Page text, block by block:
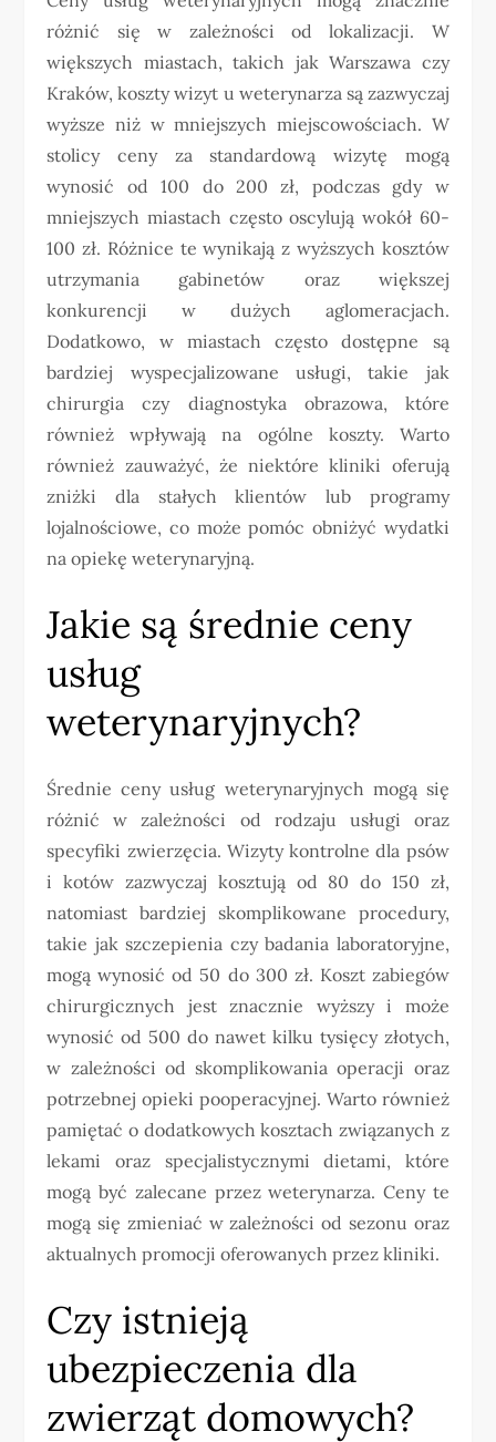
różnić się w zależności od lokalizacji. W
większych miastach, takich jak Warszawa czy
Kraków, koszty wizyt u weterynarza są zazwyczaj
wyższe niż w mniejszych miejscowościach. W
stolicy ceny za standardową wizytę mogą
wynosić od 100 do 200 zł, podczas gdy w
mniejszych miastach często oscylują wokół 60-
100 zł. Różnice te wynikają z wyższych kosztów
utrzymania gabinetów oraz większej
konkurencji w dużych aglomeracjach.
Dodatkowo, w miastach często dostępne są
bardziej wyspecjalizowane usługi, takie jak
chirurgia czy diagnostyka obrazowa, które
również wpływają na ogólne koszty. Warto
również zauważyć, że niektóre kliniki oferują
zniżki dla stałych klientów lub programy
lojalnościowe, co może pomóc obniżyć wydatki
na opiekę weterynaryjną.
Jakie są średnie ceny
usług
weterynaryjnych?
Średnie ceny usług weterynaryjnych mogą się
różnić w zależności od rodzaju usługi oraz
specyfiki zwierzęcia. Wizyty kontrolne dla psów
i kotów zazwyczaj kosztują od 80 do 150 zł,
natomiast bardziej skomplikowane procedury,
takie jak szczepienia czy badania laboratoryjne,
mogą wynosić od 50 do 300 zł. Koszt zabiegów
chirurgicznych jest znacznie wyższy i może
wynosić od 500 do nawet kilku tysięcy złotych,
w zależności od skomplikowania operacji oraz
potrzebnej opieki pooperacyjnej. Warto również
pamiętać o dodatkowych kosztach związanych z
lekami oraz specjalistycznymi dietami, które
mogą być zalecane przez weterynarza. Ceny te
mogą się zmieniać w zależności od sezonu oraz
aktualnych promocji oferowanych przez kliniki.
Czy istnieją
ubezpieczenia dla
zwierząt domowych?